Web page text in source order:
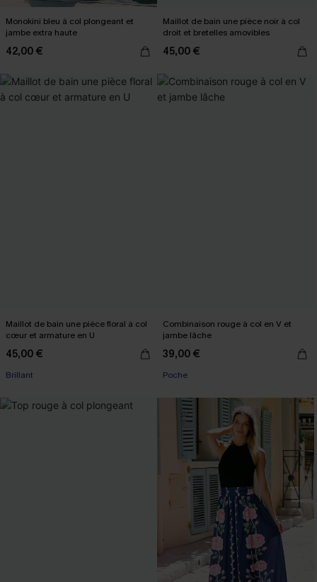
Monokini bleu à col plongeant et
jambe extra haute
42,00 €
Maillot de bain une pièce noir à col
droit et bretelles amovibles
45,00 €
Maillot de bain une pièce floral à col
cœur et armature en U
45,00 €
Brillant
Combinaison rouge à col en V et
jambe lâche
39,00 €
Poche